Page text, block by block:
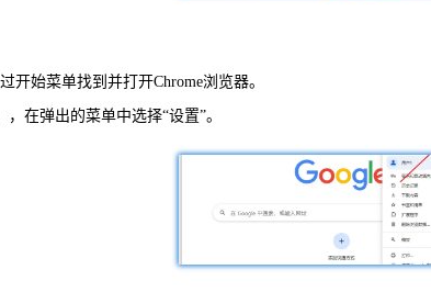
开始菜单找到并打开Chrome浏览器。
在弹出的菜单中选择“设置”。